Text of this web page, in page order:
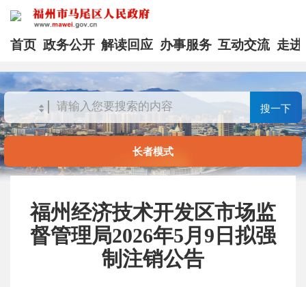
首页 政务公开 解读回应 办事服务 互动交流 走进
搜一下
长者模式
福州经济技术开发区市场监
督管理局2026年5月9日拟强
制注销公告